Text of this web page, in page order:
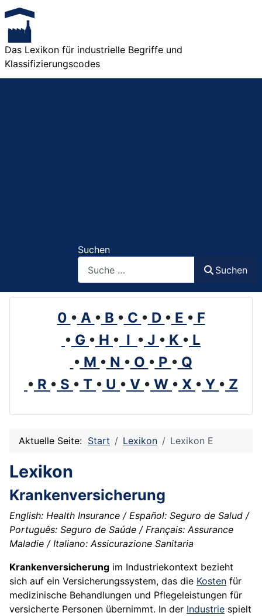
Das Lexikon für industrielle Begriffe und
Klassifizierungscodes
Suchen
Suchen
0 • A • B • C • D • E • F
• G • H • I • J • K • L
• M • N • O • P • Q
• R • S • T • U • V • W • X • Y • Z
Aktuelle Seite: Start Lexikon Lexikon E
Lexikon
Krankenversicherung
English: Health Insurance / Español: Seguro de Salud /
Português: Seguro de Saúde / Français: Assurance
Maladie / Italiano: Assicurazione Sanitaria
Krankenversicherung im Industriekontext bezieht
sich auf ein Versicherungssystem, das die Kosten für
medizinische Behandlungen und Pflegeleistungen für
versicherte Personen übernimmt. In der Industrie spielt